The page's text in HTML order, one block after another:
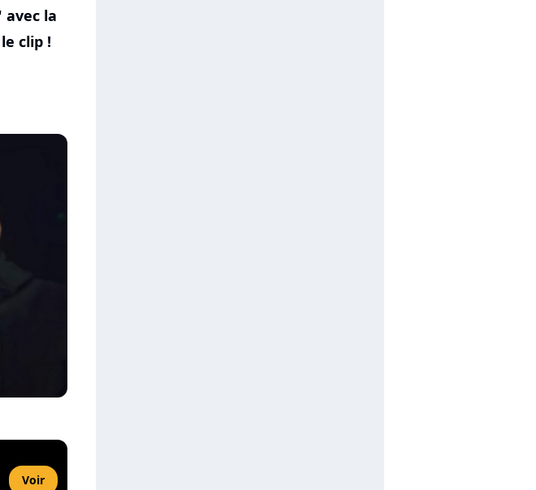
la
clip !
Voir